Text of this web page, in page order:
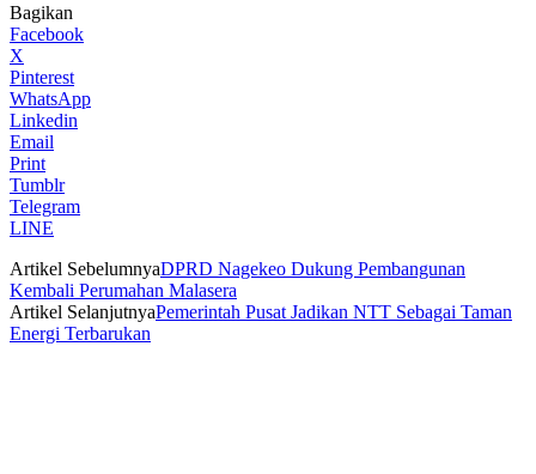
Bagikan
Facebook
X
Pinterest
WhatsApp
Linkedin
Email
Print
Tumblr
Telegram
LINE
Artikel SebelumnyaDPRD Nagekeo Dukung Pembangunan
Kembali Perumahan Malasera
Artikel SelanjutnyaPemerintah Pusat Jadikan NTT Sebagai Taman
Energi Terbarukan